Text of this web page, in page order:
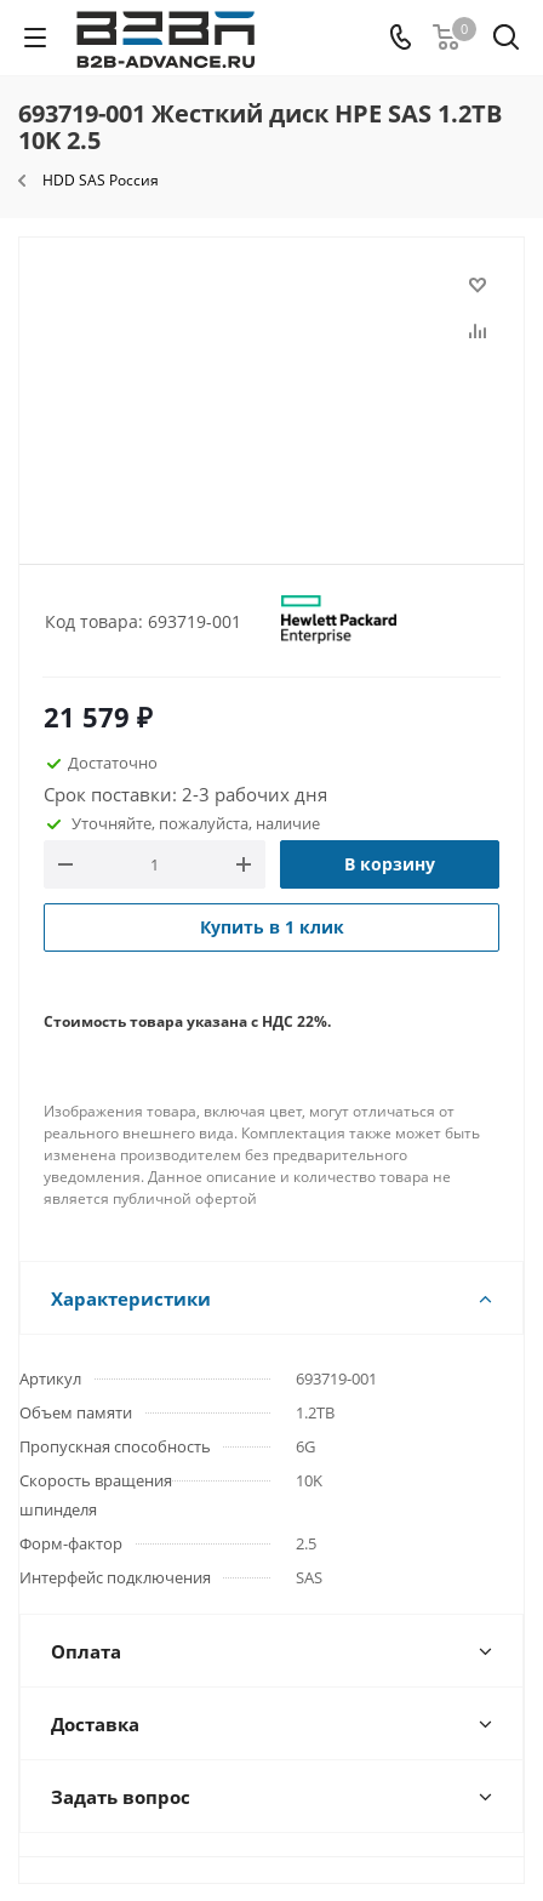
0
693719-001 Жесткий диск HPE SAS 1.2TB
10K 2.5
HDD SAS Россия
Код товара: 693719-001
21 579 ₽
Достаточно
Срок поставки: 2-3 рабочих дня
Уточняйте, пожалуйста, наличие
В корзину
Купить в 1 клик
Стоимость товара указана с НДС 22%.
Изображения товара, включая цвет, могут отличаться от
реального внешнего вида. Комплектация также может быть
изменена производителем без предварительного
уведомления. Данное описание и количество товара не
является публичной офертой
Характеристики
Артикул
693719-001
Объем памяти
1.2TB
Пропускная способность
6G
Скорость вращения
шпинделя
10K
Форм-фактор
2.5
Интерфейс подключения
SAS
Оплата
Доставка
Задать вопрос